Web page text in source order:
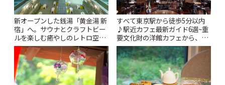
新オープンした銭湯「黄金湯 新
宿」へ。サウナとクラフトビー
ルを楽しむ癒やしのレトロ空間
| ことりっぷ
すべて東京駅から徒歩5分以内
♪駅近カフェ最新ガイド6選~重
要文化財の洋館カフェから、改
札すぐのレトロ喫茶まで~ | こと
りっぷ